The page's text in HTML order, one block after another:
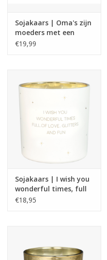
Sojakaars | Oma's zijn
moeders met een
gouden randje | fresh
€19,99
Sojakaars | I wish you
wonderful times, full
of love, glitters and
€18,95